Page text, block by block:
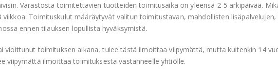
Varastosta toimitettavien tuotteiden toimitusaika on yleensä 2-5 arkipäivää.
Toimituskulut määräytyvät valitun toimitustavan, mahdollisten
ennen tilauksen lopullista hyväksymistä.
vioittunut toimituksen aikana, tulee tästä ilmoittaa viipymättä, mutta kuitenkin 14
viipymättä ilmoittaa toimituksesta vastanneelle yhtiölle.